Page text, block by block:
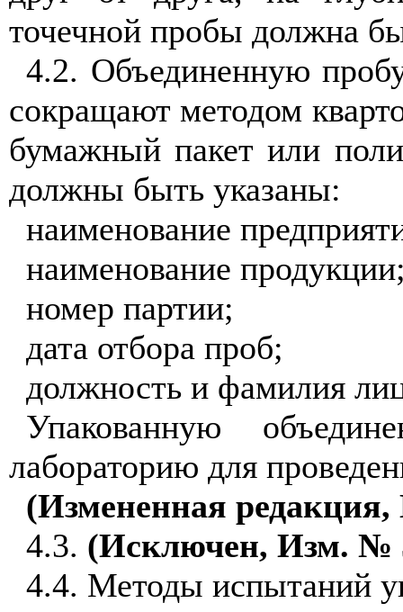
точечной пробы должна
4.2. Объединенную
сокращают методом
бумажный пакет или
должны быть указаны:
наименование
наименование
номер партии;
дата отбора проб;
должность и фамилия
Упакованную
лабораторию для
(Измененная
4.3. (Исключен, Изм. №
4.4. Методы испытаний